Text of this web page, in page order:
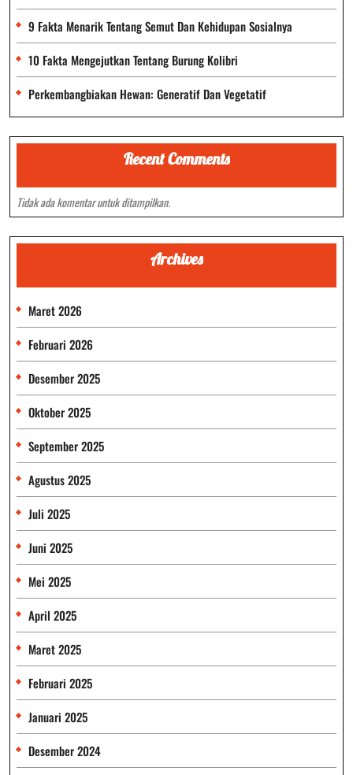
9 Fakta Menarik Tentang Semut Dan Kehidupan Sosialnya
10 Fakta Mengejutkan Tentang Burung Kolibri
Perkembangbiakan Hewan: Generatif Dan Vegetatif
Recent Comments
Tidak ada komentar untuk ditampilkan.
Archives
Maret 2026
Februari 2026
Desember 2025
Oktober 2025
September 2025
Agustus 2025
Juli 2025
Juni 2025
Mei 2025
April 2025
Maret 2025
Februari 2025
Januari 2025
Desember 2024